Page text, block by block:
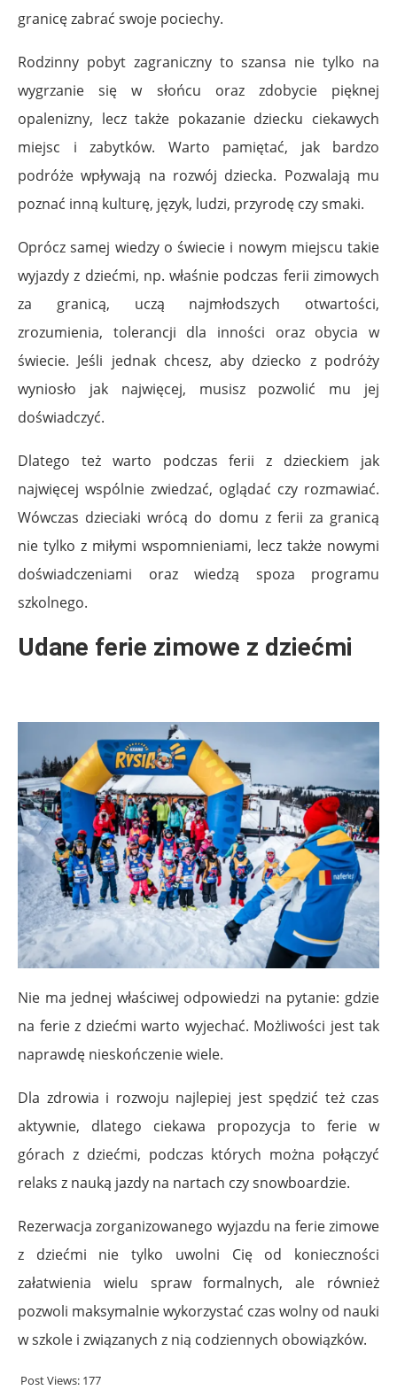
granicę zabrać swoje pociechy.
Rodzinny pobyt zagraniczny to szansa nie tylko na
wygrzanie się w słońcu oraz zdobycie pięknej
opalenizny, lecz także pokazanie dziecku ciekawych
miejsc i zabytków. Warto pamiętać, jak bardzo
podróże wpływają na rozwój dziecka. Pozwalają mu
poznać inną kulturę, język, ludzi, przyrodę czy smaki.
Oprócz samej wiedzy o świecie i nowym miejscu takie
wyjazdy z dziećmi, np. właśnie podczas ferii zimowych
za granicą, uczą najmłodszych otwartości,
zrozumienia, tolerancji dla inności oraz obycia w
świecie. Jeśli jednak chcesz, aby dziecko z podróży
wyniosło jak najwięcej, musisz pozwolić mu jej
doświadczyć.
Dlatego też warto podczas ferii z dzieckiem jak
najwięcej wspólnie zwiedzać, oglądać czy rozmawiać.
Wówczas dzieciaki wrócą do domu z ferii za granicą
nie tylko z miłymi wspomnieniami, lecz także nowymi
doświadczeniami oraz wiedzą spoza programu
szkolnego.
Udane ferie zimowe z dziećmi
Nie ma jednej właściwej odpowiedzi na pytanie: gdzie
na ferie z dziećmi warto wyjechać. Możliwości jest tak
naprawdę nieskończenie wiele.
Dla zdrowia i rozwoju najlepiej jest spędzić też czas
aktywnie, dlatego ciekawa propozycja to ferie w
górach z dziećmi, podczas których można połączyć
relaks z nauką jazdy na nartach czy snowboardzie.
Rezerwacja zorganizowanego wyjazdu na ferie zimowe
z dziećmi nie tylko uwolni Cię od konieczności
załatwienia wielu spraw formalnych, ale również
pozwoli maksymalnie wykorzystać czas wolny od nauki
w szkole i związanych z nią codziennych obowiązków.
Post Views: 177